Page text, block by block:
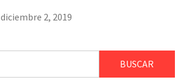
diciembre 2, 2019